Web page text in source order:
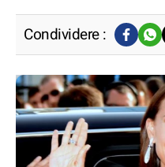
Condividere :